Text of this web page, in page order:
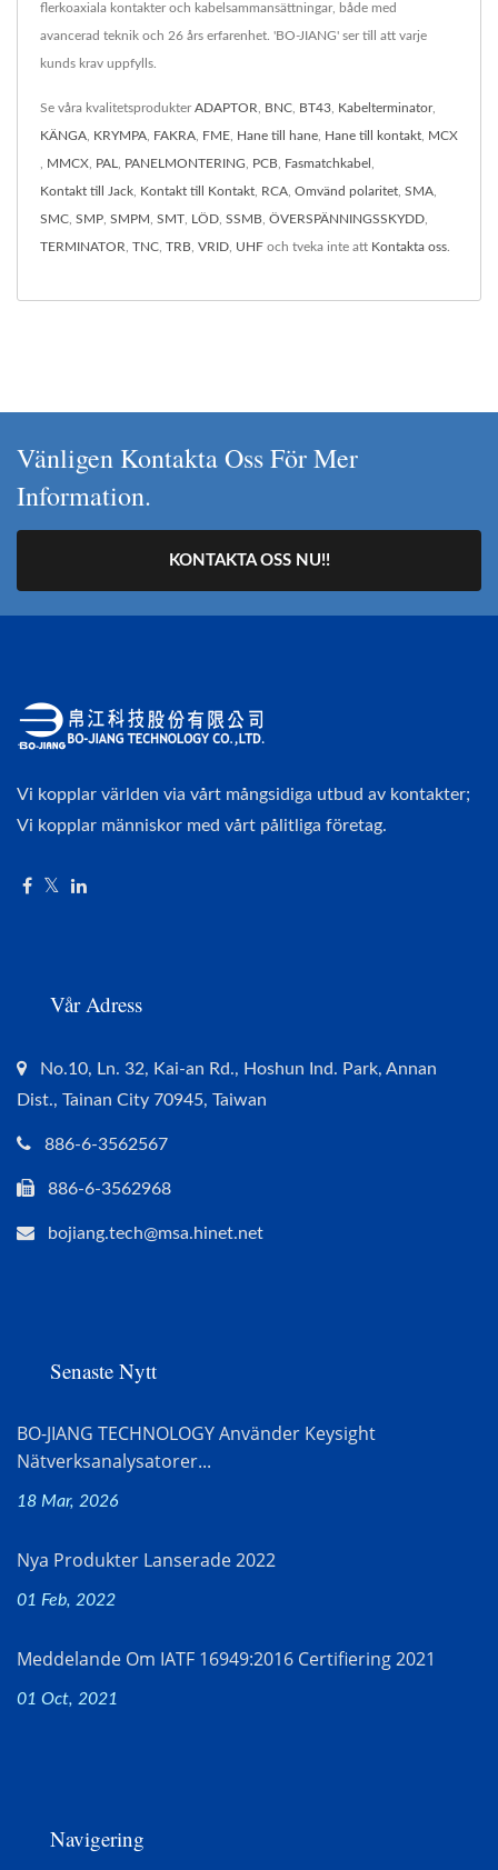
flerkoaxiala kontakter och kabelsammansättningar, både med
avancerad teknik och 26 års erfarenhet. 'BO-JIANG' ser till att varje
kunds krav uppfylls.
Se våra kvalitetsprodukterADAPTOR, BNC, BT43, Kabelterminator,
KÄNGA, KRYMPA, FAKRA, FME, Hane till hane, Hane till kontakt, MCX
, MMCX, PAL, PANELMONTERING, PCB, Fasmatchkabel ,
Kontakt till Jack, Kontakt till Kontakt, RCA, Omvänd polaritet, SMA,
SMC, SMP, SMPM , SMT, LÖD, SSMB, ÖVERSPÄNNINGSSKYDD,
TERMINATOR, TNC, TRB, VRID, UHF och tveka inte att Kontakta oss.
Vänligen Kontakta Oss För Mer
Information.
KONTAKTA OSS NU!!
Vi kopplar världen via vårt mångsidiga utbud av kontakter;
Vi kopplar människor med vårt pålitliga företag.
Vår Adress
No.10, Ln. 32, Kai-an Rd., Hoshun Ind. Park, Annan
Dist., Tainan City 70945, Taiwan
886-6-3562567
886-6-3562968
bojiang.tech@msa.hinet.net
Senaste Nytt
BO-JIANG TECHNOLOGY Använder Keysight
Nätverksanalysatorer...
18 Mar, 2026
Nya Produkter Lanserade 2022
01 Feb, 2022
Meddelande Om IATF 16949:2016 Certifiering 2021
01 Oct, 2021
Navigering